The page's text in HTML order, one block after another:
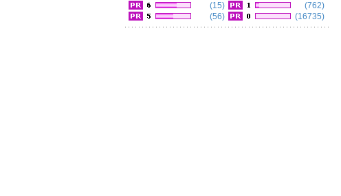
(15)
(56)
(762)
(16735)